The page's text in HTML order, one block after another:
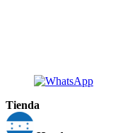
Tienda